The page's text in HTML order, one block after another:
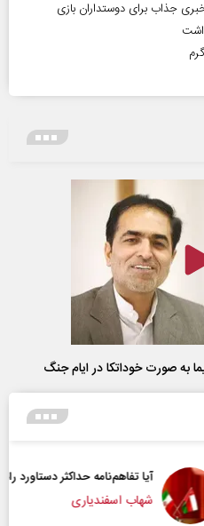
دستاورد راهبردی ایران بود؟